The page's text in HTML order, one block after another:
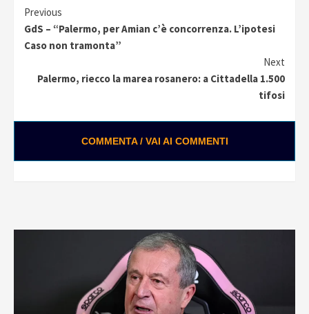
Continue
Reading
Previous
GdS – “Palermo, per Amian c’è concorrenza. L’ipotesi
Caso non tramonta”
Next
Palermo, riecco la marea rosanero: a Cittadella 1.500
tifosi
COMMENTA / VAI AI COMMENTI